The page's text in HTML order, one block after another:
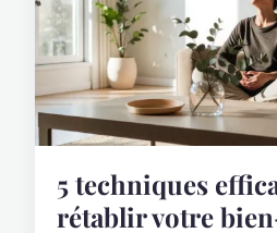
5 techniques
rétablir votre